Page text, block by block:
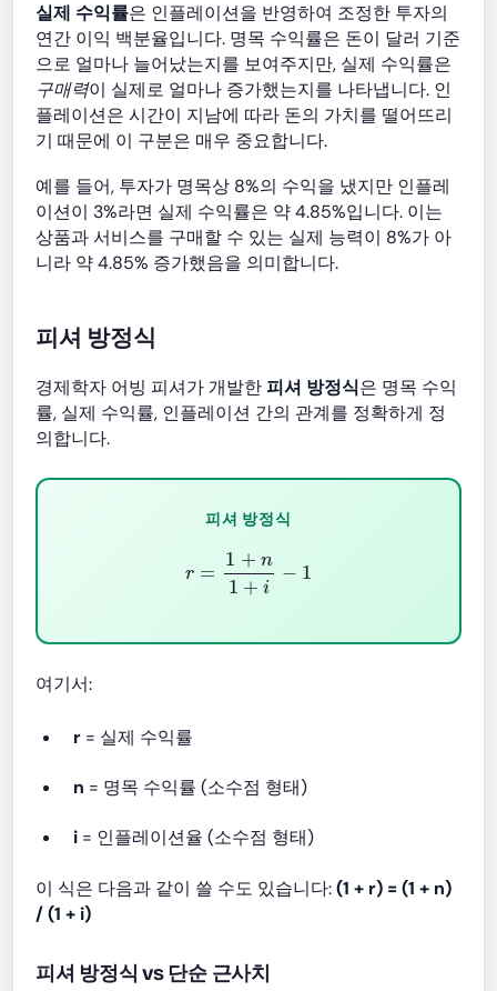
실제 수익률은 인플레이션을 반영하여 조정한 투자의
연간 이익 백분율입니다. 명목 수익률은 돈이 달러 기준
으로 얼마나 늘어났는지를 보여주지만, 실제 수익률은
구매력이 실제로 얼마나 증가했는지를 나타냅니다. 인
플레이션은 시간이 지남에 따라 돈의 가치를 떨어뜨리
기 때문에 이 구분은 매우 중요합니다.
예를 들어, 투자가 명목상 8%의 수익을 냈지만 인플레
이션이 3%라면 실제 수익률은 약 4.85%입니다. 이는
상품과 서비스를 구매할 수 있는 실제 능력이 8%가 아
니라 약 4.85% 증가했음을 의미합니다.
피셔 방정식
경제학자 어빙 피셔가 개발한피셔 방정식은 명목 수익
률, 실제 수익률, 인플레이션 간의 관계를 정확하게 정
의합니다.
피셔 방정식
1+ n1 +i
여기서:
r = 실제 수익률
n = 명목 수익률 (소수점 형태)
i = 인플레이션율 (소수점 형태)
이 식은 다음과 같이 쓸 수도 있습니다:(1 + r) = (1 + n)
/ (1 + i)
피셔 방정식 vs 단순 근사치